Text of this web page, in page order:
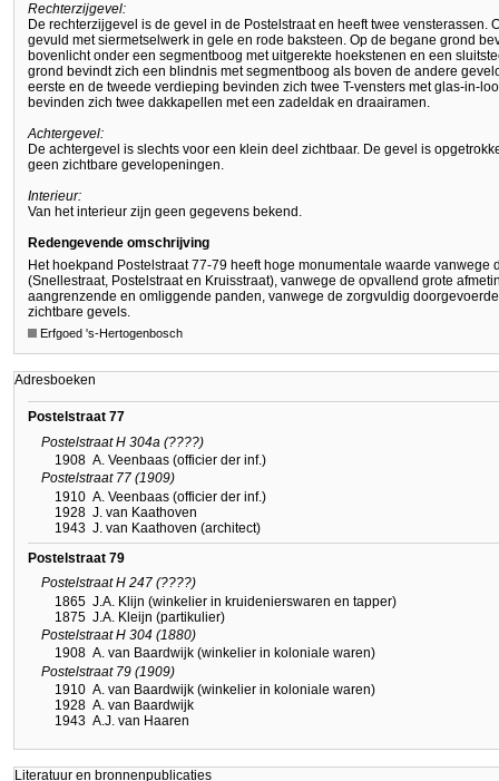
Rechterzijgevel:
De rechterzijgevel is de gevel in de Postelstraat en heeft twee vensterassen.
gevuld met siermetselwerk in gele en rode baksteen. Op de begane grond
bovenlicht onder een segmentboog met uitgerekte hoekstenen en een
grond bevindt zich een blindnis met segmentboog als boven de andere
eerste en de tweede verdieping bevinden zich twee T-vensters met glas-in-
bevinden zich twee dakkapellen met een zadeldak en draairamen.
Achtergevel:
De achtergevel is slechts voor een klein deel zichtbaar. De gevel is
geen zichtbare gevelopeningen.
Interieur:
Van het interieur zijn geen gegevens bekend.
Redengevende omschrijving
Het hoekpand Postelstraat 77-79 heeft hoge monumentale waarde
(Snellestraat, Postelstraat en Kruisstraat), vanwege de opvallend grote
aangrenzende en omliggende panden, vanwege de zorgvuldig
zichtbare gevels.
Erfgoed 's-Hertogenbosch
Adresboeken
Postelstraat 77
Postelstraat H 304a (????)
1908 A. Veenbaas (officier der inf.)
Postelstraat 77 (1909)
1910 A. Veenbaas (officier der inf.)
1928 J. van Kaathoven
1943 J. van Kaathoven (architect)
Postelstraat 79
Postelstraat H 247 (????)
1865 J.A. Klijn (winkelier in kruidenierswaren en tapper)
1875 J.A. Kleijn (partikulier)
Postelstraat H 304 (1880)
1908 A. van Baardwijk (winkelier in koloniale waren)
Postelstraat 79 (1909)
1910 A. van Baardwijk (winkelier in koloniale waren)
1928 A. van Baardwijk
1943 A.J. van Haaren
Literatuur en bronnenpublicaties